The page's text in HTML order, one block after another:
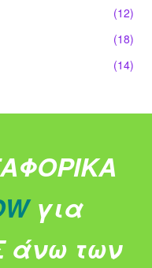
(12)
(18)
(14)
για
άνω των